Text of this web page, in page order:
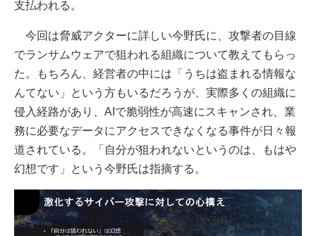
支払われる。
今回は脅威アクターに詳しい今野氏に、攻撃者の目線
でランサムウェアで狙われる組織について教えてもらっ
た。もちろん、経営者の中には「うちは盗まれる情報な
んてない」という方もいるだろうが、実際多くの組織に
侵入経路があり、AIで脆弱性が高速にスキャンされ、業
務に必要なデータにアクセスできなくなる事件が日々報
道されている。「自分が狙われないというのは、もはや
幻想です」という今野氏は指摘する。